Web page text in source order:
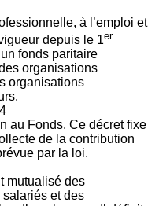
à l’emploi et
depuis le 1er
fonds paritaire
organisations
organisations
au Fonds. Ce décret fixe
de la contribution
par la loi.
mutualisé des
et des